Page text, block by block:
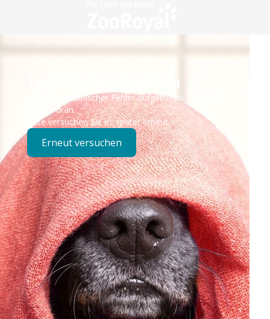
Technisches Problem
Es ist ein technischer Fehler aufgetreten – wir sind
bereits dran.
Bitte versuchen Sie es später erneut.
Erneut versuchen